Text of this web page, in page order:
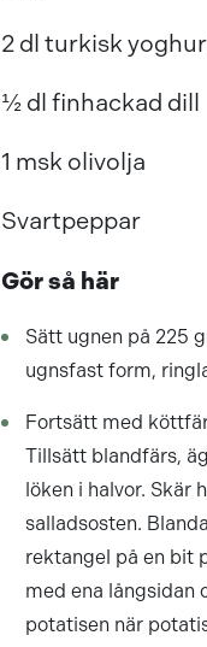
2 dl turkisk
½ dl finhackad dill
1 msk olivolja
Svartpeppar
Gör så här
Sätt ugnen på 225
ugnsfast form,
Fortsätt med
Tillsätt blandfärs,
löken i halvor. Skär
salladsosten.
rektangel på en bit
med ena långsidan
potatisen när